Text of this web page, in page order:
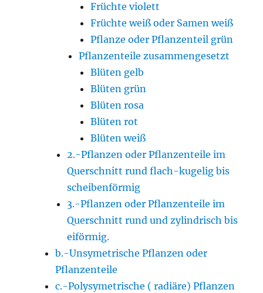
Früchte violett
Früchte weiß oder Samen weiß
Pflanze oder Pflanzenteil grün
Pflanzenteile zusammengesetzt
Blüten gelb
Blüten grün
Blüten rosa
Blüten rot
Blüten weiß
2.-Pflanzen oder Pflanzenteile im
Querschnitt rund flach-kugelig bis
scheibenförmig
3.-Pflanzen oder Pflanzenteile im
Querschnitt rund und zylindrisch bis
eiförmig.
b.-Unsymetrische Pflanzen oder
Pflanzenteile
c.-Polysymetrische ( radiäre) Pflanzen